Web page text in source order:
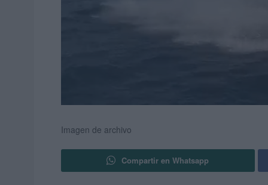
Imagen de archivo
Compartir en Whatsapp